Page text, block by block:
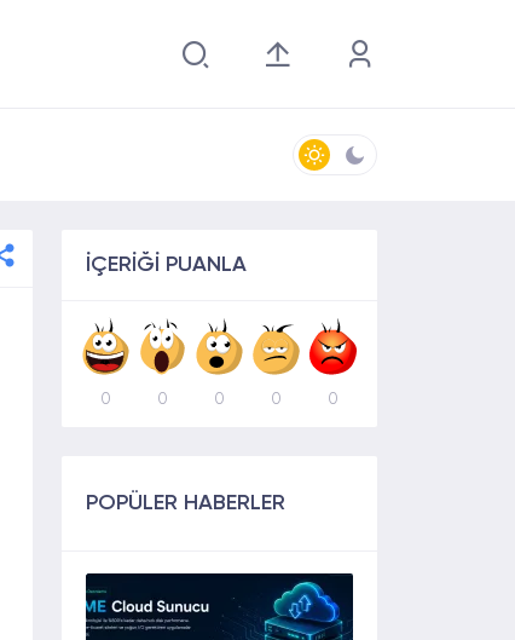
İÇERİĞİ PUANLA
0 0 0 0 0
POPÜLER HABERLER